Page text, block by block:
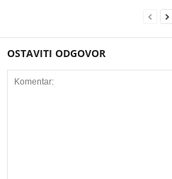
OSTAVITI ODGOVOR